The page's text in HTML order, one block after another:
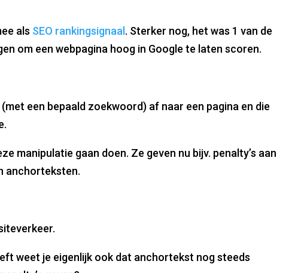
als SEO rankingsignaal. Sterker nog, het was 1 van de
om een webpagina hoog in Google te laten scoren.
een bepaald zoekwoord) af naar een pagina en die
manipulatie gaan doen. Ze geven nu bijv. penalty’s aan
anchorteksten.
weet je eigenlijk ook dat anchortekst nog steeds